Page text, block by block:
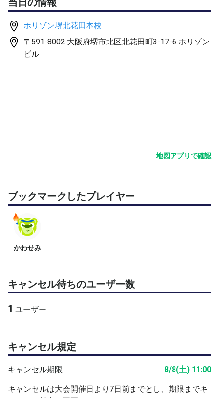
当日の情報
ホリゾン堺北花田本校
〒591-8002 大阪府堺市北区北花田町3-17-6 ホリゾン
ビル
地図アプリで確認
ブックマークしたプレイヤー
かわせみ
キャンセル待ちのユーザー数
1 ユーザー
キャンセル規定
キャンセル期限 8/8(土) 11:00
キャンセルは大会開催日より7日前までとし、期限までキ